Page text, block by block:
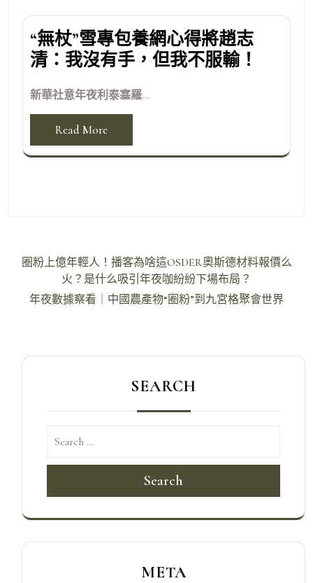
“無杖”雪專包養網心得將趙志
清：我沒有手，但我不服輸！
新華社意年夜利泰塞羅...
Read More
文圈粉上億年輕人！播客為啥這OSDER奧斯德材料報價么
火？是什么吸引年夜咖紛紛下場布局？
年夜數據察看｜中國農產物“圈粉”到九宮格聚會世界
SEARCH
Search
META